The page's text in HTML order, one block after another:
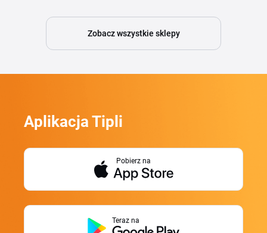
Zobacz wszystkie sklepy
Aplikacja Tipli
Pobierz na
Teraz na